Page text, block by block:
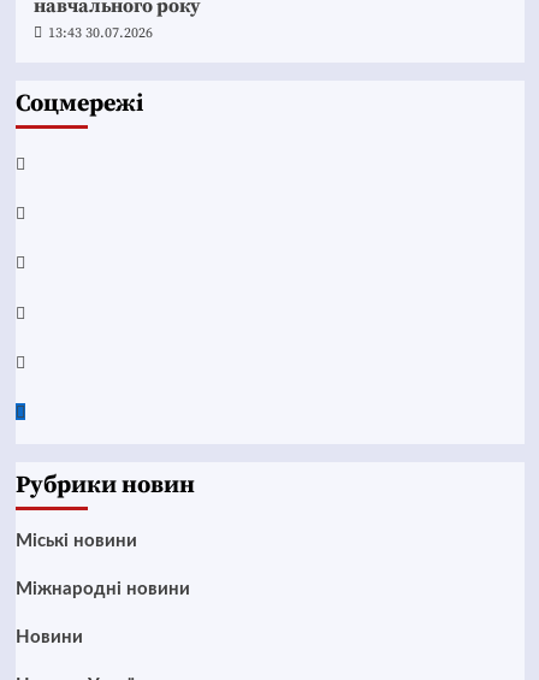
навчального року
13:43 30.07.2026
Соцмережі
Facebook
YouTube
Telegram
Instagram
Twitter
Google
Рубрики новин
Mіські новини
Міжнародні новини
Новини